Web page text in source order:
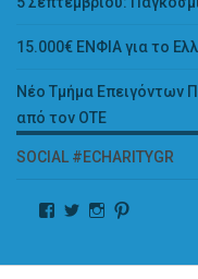
15.000€ ΕΝΦΙΑ για το
Νέο Τμήμα Επειγόντων
από τον ΟΤΕ
SOCIAL #ECHARITYGR